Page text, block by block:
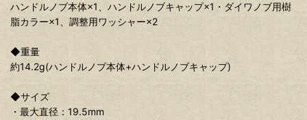
ハンドルノブ本体×1、ハンドルノブキャップ×1・ダイワノブ用樹
脂カラー×1、調整用ワッシャー×2
◆重量
約14.2g(ハンドルノブ本体+ハンドルノブキャップ)
◆サイズ
・最大直径：19.5mm